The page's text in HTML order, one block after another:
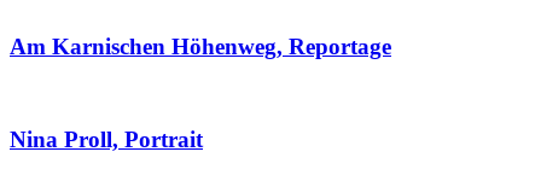
Am Karnischen Höhenweg, Reportage
Nina Proll, Portrait